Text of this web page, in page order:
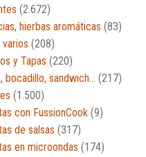
(2.672)
hierbas aromáticas (83)
varios (208)
y Tapas (220)
bocadillo, sandwich… (217)
(1.500)
con FussionCook (9)
de salsas (317)
en microondas (174)